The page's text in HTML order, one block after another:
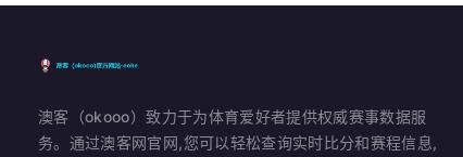
澳客（okooo）致力于为体育爱好者提供权威赛事数据服
务。通过澳客网官网,您可以轻松查询实时比分和赛程信息,